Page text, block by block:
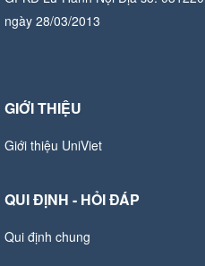
ngày 28/03/2013
GIỚI THIỆU
Giới thiệu UniViet
QUI ĐỊNH - HỎI ĐÁP
Qui định chung